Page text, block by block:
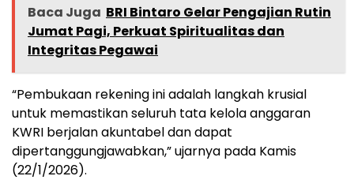
Baca Juga BRI Bintaro Gelar Pengajian Rutin
Jumat Pagi, Perkuat Spiritualitas dan
Integritas Pegawai
“Pembukaan rekening ini adalah langkah krusial
untuk memastikan seluruh tata kelola anggaran
KWRI berjalan akuntabel dan dapat
dipertanggungjawabkan,” ujarnya pada Kamis
(22/1/2026).